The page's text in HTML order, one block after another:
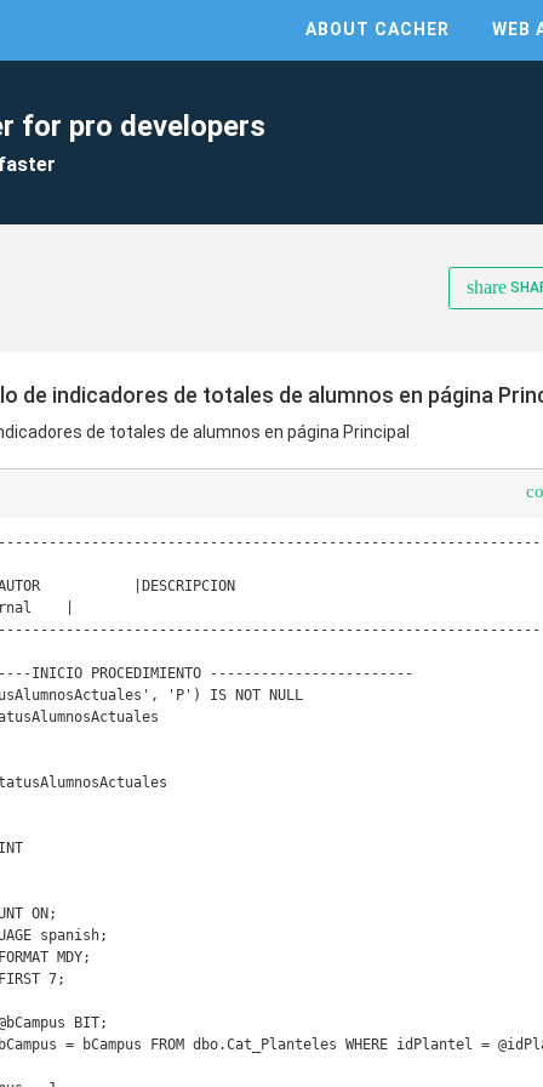
ABOUT CACHER WEB
for pro developers
share
de indicadores de totales de alumnos en página
de totales de alumnos en página Principal
|
PROCEDIMIENTO ------------------------
'P') IS NOT NULL